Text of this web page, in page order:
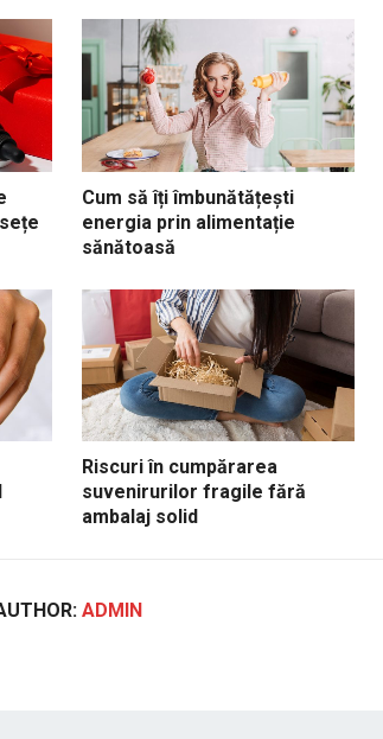
Cum să îți îmbunătățești
energia prin alimentație
sănătoasă
Riscuri în cumpărarea
suvenirurilor fragile fără
ambalaj solid
ADMIN